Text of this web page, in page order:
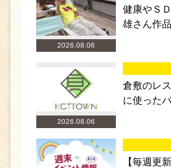
2026.08.06
健康やＳ
雄さん作
2026.08.06
倉敷のレ
に使った
【毎週更